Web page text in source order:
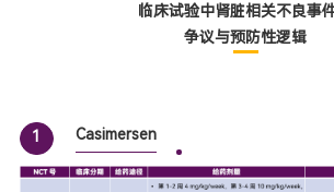
临床试验中肾脏相关不良事件
争议与预防性逻辑
1 Casimersen